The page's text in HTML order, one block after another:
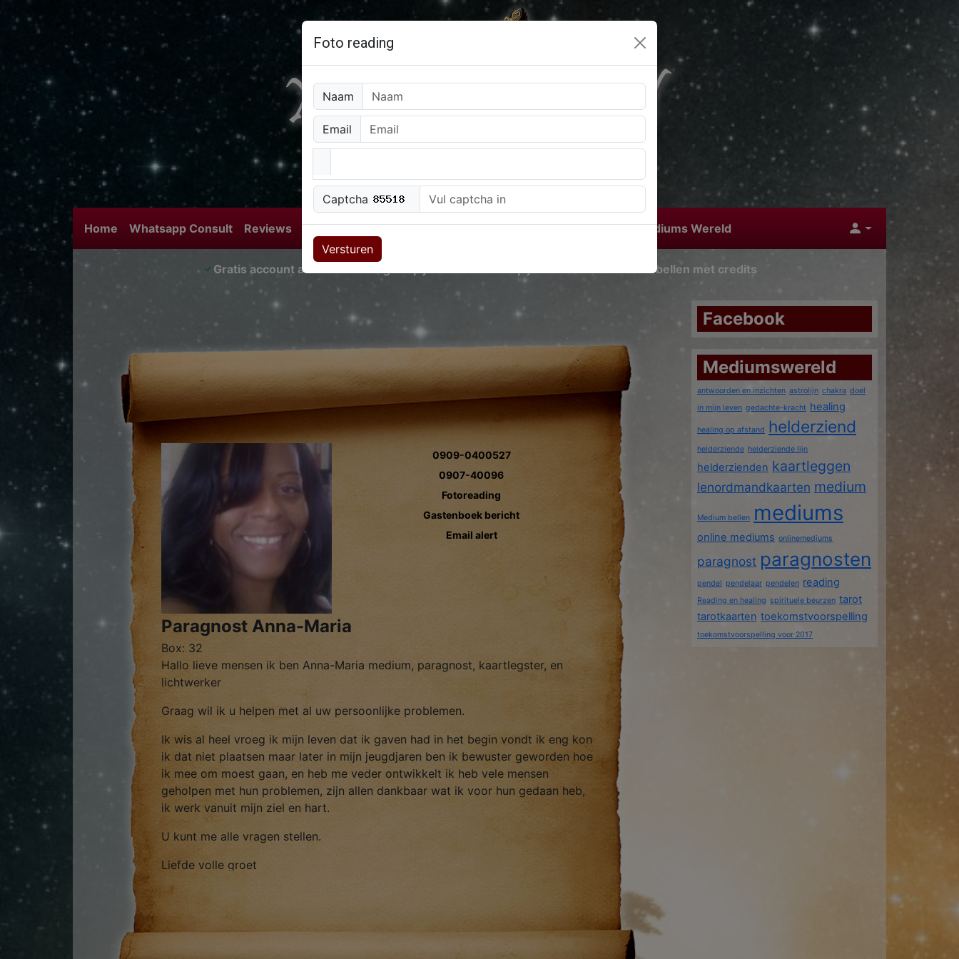
0907-40096 (150cpm)
Home Whatsapp Consult Reviews Blog Hoe werkt alles Over Ons Email alert Werken bij Mediums Wereld
Gratis account aanmaken Je kunt nu bellen met credits
0909-0400527
0907-40096
Fotoreading
Gastenboek bericht
Email alert
Paragnost Anna-Maria
Box: 32
Hallo lieve mensen ik ben Anna-Maria medium, paragnost, kaartlegster, en
lichtwerker
Graag wil ik u helpen met al uw persoonlijke problemen.
Ik wis al heel vroeg ik mijn leven dat ik gaven had in het begin vondt ik eng kon
ik dat niet plaatsen maar later in mijn jeugdjaren ben ik bewuster geworden hoe
ik mee om moest gaan, en heb me veder ontwikkelt ik heb vele mensen
geholpen met hun problemen, zijn allen dankbaar wat ik voor hun gedaan heb,
ik werk vanuit mijn ziel en hart.
U kunt me alle vragen stellen.
Liefde volle groet
Facebook
Mediumswereld
antwoorden en inzichten astrolijn chakra doel
in mijn leven gedachte-kracht healing
healing op afstand helderziend
helderziende helderziende lijn
helderzienden kaartleggen
lenordmandkaarten medium
Medium bellen mediums
online mediums onlinemediums
paragnost paragnosten
pendel pendelaar pendelen reading
Reading en healing spirituele beurzen tarot
tarotkaarten toekomstvoorspelling
toekomstvoorspelling voor 2017
Foto reading
Naam
Email
Captcha
Versturen